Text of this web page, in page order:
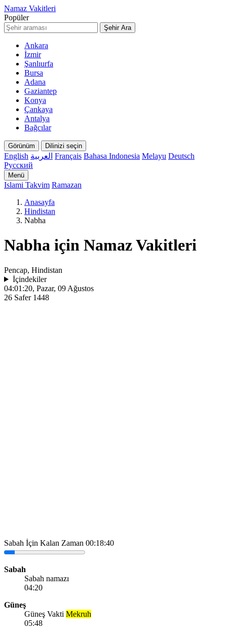
Namaz Vakitleri
Popüler
Şehir Ara
Ankara
İzmir
Şanlıurfa
Bursa
Adana
Gaziantep
Konya
Çankaya
Antalya
Bağcılar
Görünüm Dilinizi seçin
English العربية Français Bahasa Indonesia Melayu Deutsch
Русский
Menü
Islami Takvim Ramazan
Anasayfa
Hindistan
Nabha
Nabha için Namaz Vakitleri
Pencap, Hindistan
İçindekiler
04:01:20, Pazar, 09 Ağustos
26 Safer 1448
Sabah İçin Kalan Zaman 00:18:40
Sabah
Sabah namazı
04:20
Güneş
Güneş Vakti Mekruh
05:48